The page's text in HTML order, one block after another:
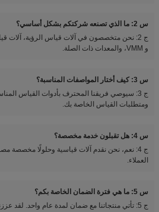
س 2: ما الذي تصنعه شركتكم بشكل أساسي؟
و VMM، والمعدات ذات الصلة.
س 3: كيف أختار المواصفات المناسبة؟
ج 3: سيوصي فريقنا المحترف بأدوات القياس
ومتطلبات القياس الخاصة بك.
س 4: هل تقبلون خدمة مخصصة؟
ج 4: نعم، نحن نقدم آلات قياسية وحلولًا مخصصة
العملاء.
س 5: ما هي فترة الضمان الخاصة بكم؟
ج 5: تأتي منتجاتنا مع ضمان لمدة عام واحد. لقد